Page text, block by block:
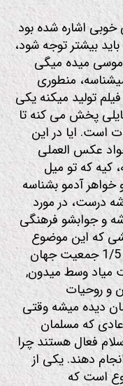
خوبی اشاره شده بود
بیشتر توجه شود،
میده میگی
منطوری
تولید میکنه یکی
پخش می کنه تا
است. ایا در این
عکس العملی
کیه که تو میل
خواهر آدمو بشناسه
درست، در مورد
و جوابشو فرهنگی
که این موضوع
شامل آزادی بیان میشه و با مخالفت 1/5 جمعیت جهان
میاد وسط میدون,
و روحیات
دیده میشه وقتی
عادی که مسلمان
فعال هستند چرا
دهند. یکی از
است که